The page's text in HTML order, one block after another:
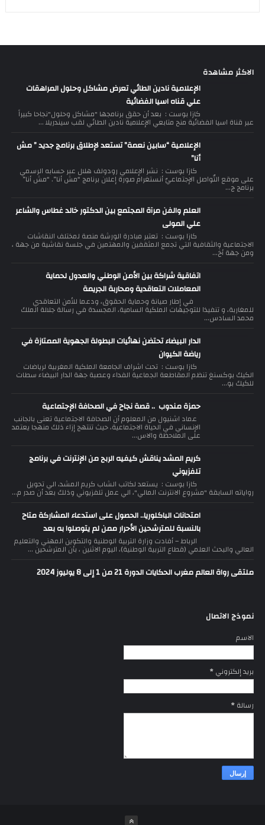
الاكثر مشاهدة
الإعلامية نادين الطائي تعرض مشاكل وحلول المراهقات
علي قناه اسيا الفضائية
كازا بوست : بعد أن حقق برنامجها "مشاكل وحلول"نجاحا كبيراً
عبر قناة اسيا الفضائية منح متابعي الإعلامية نادين الطائي لقب سيندريلا ...
الإعلامية “سابين نعمة” تستعد لإطلاق برنامج جديد ” مش
أنا”
كازا بوست : نشر الإعلامي رودولف هلال عبر حسابه الرسمي
على موقع التّواصل الإجتماعيّ أنستغرام صورة إعلان برنامج “مش أنا”. “مش أنا”
برنامج ج...
العلم والفن مرآة المجتمع بين الدكتور خالد غطاس والشاعر
علي المولى
كازا بوست : تعتبر مبادرة الورشة منصة لمختلف النقاشات
الاجتماعية والثقافية التي تجمع المثقفين والمهتمين في جلسة نقاشية من جهة ،
ومن جهة أخ...
اتفاقية شراكة بين الأمن الوطني والعدول لحماية
المعاملات التعاقدية ومحاربة الجريمة
في إطار صيانة وحماية الحقوق، ودعما للأمن التعاقدي
للمغاربة، و تنفيذا للتوجيهات الملكية السامية، المجسدة في رسالة جلالة الملك
محمد السادس...
الدار البيضاء تحتضن نهائيات البطولة الجهوية الممتازة في
رياضة الكيوان
كازا بوست : تحت اشراف الجامعة الملكية المغربية لرياضات
الكيك بوكسنغ تنظم المقاطعة الجماعية الفداء وعصبة جهة الدار البيضاء سطات
للكيك بو...
حمزة مندوب .. قصة نجاح في الصحافة الإجتماعية
عماد اشنيول من المعلوم أن الصحافة الاجتماعية تعنى بالجانب
الإنساني في الحياة الاجتماعية، حيث تنتهج إزاء ذلك منهجا يعتمد
على الملاحظة والاس...
كريم المشد يناقش كيفيه الربح من الإنترنت في برنامج
تلفزيوني
كازا بوست : يستعد لكاتب الشاب كريم المشد، الي تحويل
رواياته السابقة "مشروع الانترنت المالي"، الي عمل تلفزيوني وذلك بعد أن صدر م...
امتحانات الباكلوريا.. الحصول على استدعاء المشاركة متاح
بالنسبة للمترشحين الأحرار ممن لم يتوصلوا به بعد
الرباط – أفادت وزارة التربية الوطنية والتكوين المهني والتعليم
العالي والبحث العلمي (قطاع التربية الوطنية)، اليوم الاثنين ، بأن المترشحين ...
ملتقى رواة العالم مغرب الحكايات الدورة 21 من 1 إلى 8 يوليوز 2024
نموذج الاتصال
الاسم
بريد إلكتروني*
رسالة*